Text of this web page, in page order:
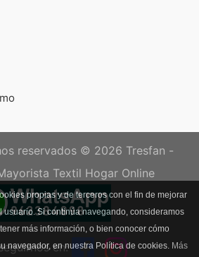
propias y de terceros con el fin de mejorar
usuario. Si continúa navegando, consideramos
más información, o bien conocer cómo
navegador, en nuestra Política de cookies. Más
reservados © 2026 Tresfan -
Textil Hogar Online
en: